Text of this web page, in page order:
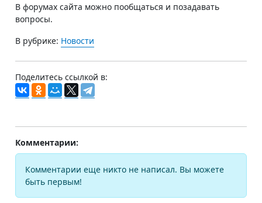
В форумах сайта можно пообщаться и позадавать
вопросы.
В рубрике: Новости
Поделитесь ссылкой в:
Комментарии:
Комментарии еще никто не написал. Вы можете
быть первым!